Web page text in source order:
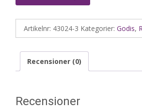
Artikelnr: 43024-3 Kategorier: Godis,
Recensioner (0)
Recensioner